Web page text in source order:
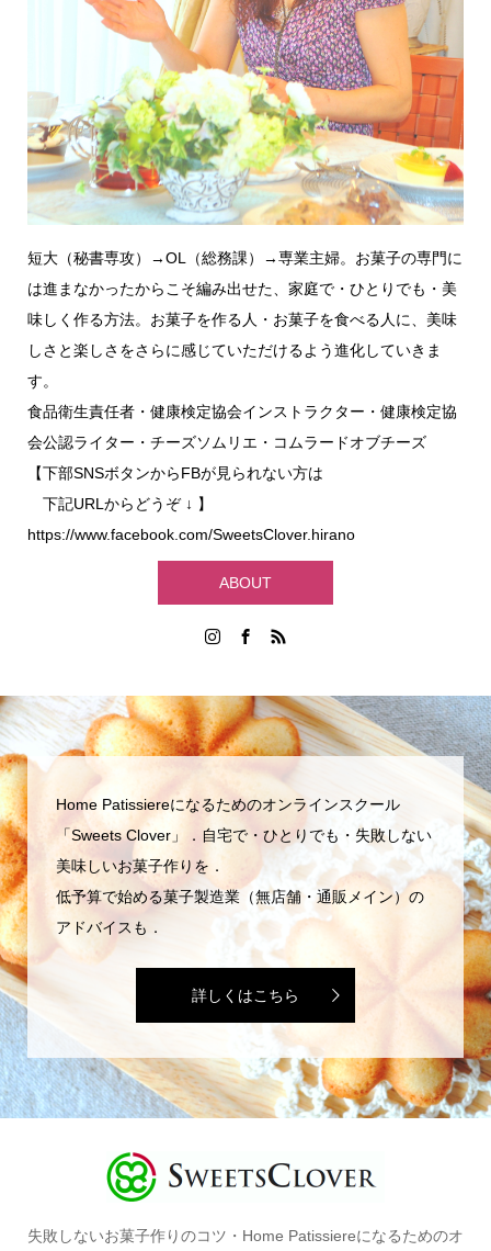
短大（秘書専攻）→OL（総務課）→専業主婦。お菓子の専門に
は進まなかったからこそ編み出せた、家庭で・ひとりでも・美
味しく作る方法。お菓子を作る人・お菓子を食べる人に、美味
しさと楽しさをさらに感じていただけるよう進化していきま
す。
食品衛生責任者・健康検定協会インストラクター・健康検定協
会公認ライター・チーズソムリエ・コムラードオブチーズ
【下部SNSボタンからFBが見られない方は
下記URLからどうぞ ↓ 】
https://www.facebook.com/SweetsClover.hirano
ABOUT
Home Patissiereになるためのオンラインスクール
「Sweets Clover」．自宅で・ひとりでも・失敗しない
美味しいお菓子作りを．
低予算で始める菓子製造業（無店舗・通販メイン）の
アドバイスも．
詳しくはこちら
失敗しないお菓子作りのコツ・Home Patissiereになるためのオ